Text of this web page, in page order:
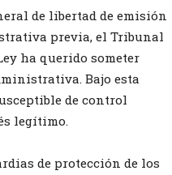
de libertad de emisión
previa, el Tribunal
ha querido someter
Bajo esta
de control
legítimo.
de protección de los